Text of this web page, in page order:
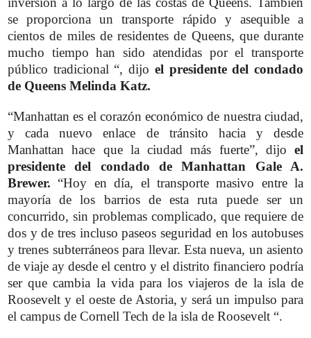
se proporciona un transporte rápido y asequible a
cientos de miles de residentes de Queens, que durante
mucho tiempo han sido atendidas por el transporte
público tradicional “, dijo el presidente del condado
de Queens Melinda Katz.
“Manhattan es el corazón económico de nuestra ciudad,
y cada nuevo enlace de tránsito hacia y desde
Manhattan hace que la ciudad más fuerte”, dijo el
presidente del condado de Manhattan Gale A.
Brewer. “Hoy en día, el transporte masivo entre la
mayoría de los barrios de esta ruta puede ser un
concurrido, sin problemas complicado, que requiere de
dos y de tres incluso paseos seguridad en los autobuses
y trenes subterráneos para llevar. Esta nueva, un asiento
de viaje ay desde el centro y el distrito financiero podría
ser que cambia la vida para los viajeros de la isla de
Roosevelt y el oeste de Astoria, y será un impulso para
el campus de Cornell Tech de la isla de Roosevelt “.